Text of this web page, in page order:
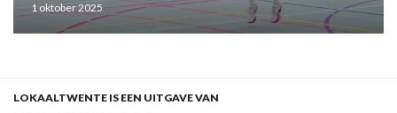
1 oktober 2025
LOKAALTWENTE IS EEN UITGAVE VAN